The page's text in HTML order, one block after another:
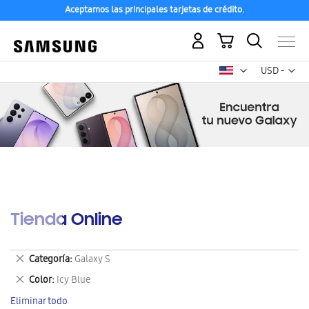
Aceptamos las principales tarjetas de crédito.
USD -
dólar
Mi carrito
Tienda Online
Categoría Galaxy S
Eliminar
este
artículo
Color Icy Blue
Eliminar
este
Eliminar todo